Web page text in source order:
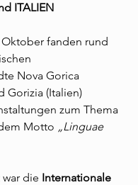
ITALIEN
Oktober fanden rund
Nova Gorica
Gorizia (Italien)
zum Thema
Motto „Linguae
die Internationale